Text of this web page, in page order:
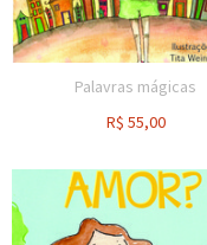
Palavras mágicas
R$ 55,00